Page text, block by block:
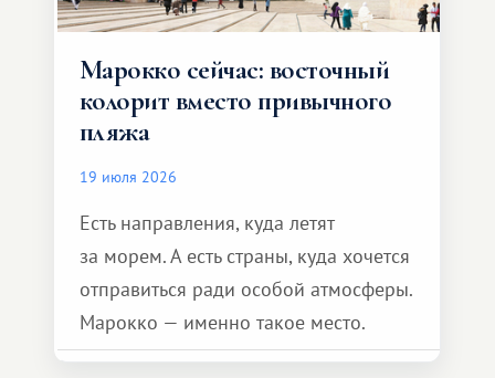
Марокко сейчас: восточный
колорит вместо привычного
пляжа
19 июля 2026
Есть направления, куда летят
за морем. А есть страны, куда хочется
отправиться ради особой атмосферы.
Марокко — именно такое место.